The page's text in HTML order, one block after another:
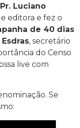
Pr. Luciano
editora e fez o
de 40 dias
Esdras, secretário
do Censo
live com
Se